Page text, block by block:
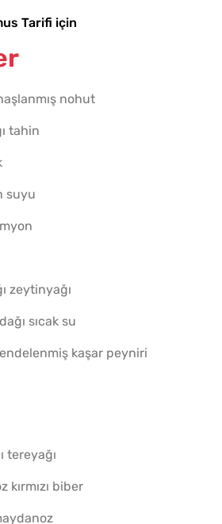
Tarifi için
nohut
tahin
suyu
zeytinyağı
sıcak su
kaşar peyniri
tereyağı
kırmızı biber